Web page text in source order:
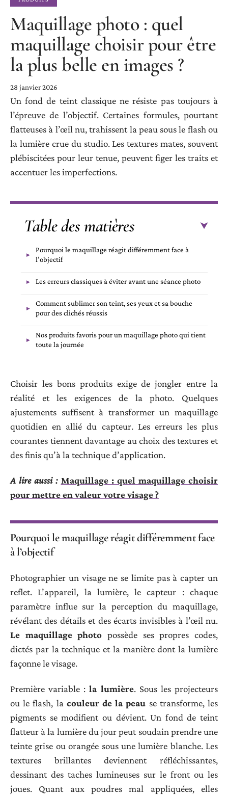
Maquillage photo : quel
maquillage choisir pour être
la plus belle en images ?
28 janvier 2026
Un fond de teint classique ne résiste pas toujours à
l’épreuve de l’objectif. Certaines formules, pourtant
flatteuses à l’œil nu, trahissent la peau sous le flash ou
la lumière crue du studio. Les textures mates, souvent
plébiscitées pour leur tenue, peuvent figer les traits et
accentuer les imperfections.
Table des matières
Pourquoi le maquillage réagit différemment face à
l’objectif
Les erreurs classiques à éviter avant une séance photo
Comment sublimer son teint, ses yeux et sa bouche
pour des clichés réussis
Nos produits favoris pour un maquillage photo qui tient
toute la journée
Choisir les bons produits exige de jongler entre la
réalité et les exigences de la photo. Quelques
ajustements suffisent à transformer un maquillage
quotidien en allié du capteur. Les erreurs les plus
courantes tiennent davantage au choix des textures et
des finis qu’à la technique d’application.
A lire aussi : Maquillage : quel maquillage choisir
pour mettre en valeur votre visage ?
Pourquoi le maquillage réagit différemment face
à l’objectif
Photographier un visage ne se limite pas à capter un
reflet. L’appareil, la lumière, le capteur : chaque
paramètre influe sur la perception du maquillage,
révélant des détails et des écarts invisibles à l’œil nu.
Le maquillage photo possède ses propres codes,
dictés par la technique et la manière dont la lumière
façonne le visage.
Première variable :la lumière. Sous les projecteurs
ou le flash, la couleur de la peau se transforme, les
pigments se modifient ou dévient. Un fond de teint
flatteur à la lumière du jour peut soudain prendre une
teinte grise ou orangée sous une lumière blanche. Les
textures brillantes deviennent réfléchissantes,
dessinant des taches lumineuses sur le front ou les
joues. Quant aux poudres mal appliquées, elles